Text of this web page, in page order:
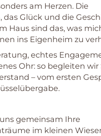
am Herzen. Die
das Glück und die
Haus sind das, was
ins Eigenheim zu
echtes
Ohr: so begleiten wir
– vom ersten
gemeinsam Ihre
im kleinen